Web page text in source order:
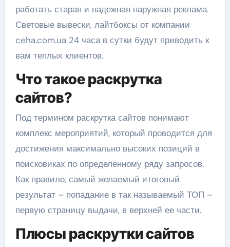
работать старая и надежная наружная реклама.
Световые вывески, лайтбоксы от компании
ceha.com.ua 24 часа в сутки будут приводить к
вам теплых клиентов.
Что такое раскрутка
сайтов?
Под термином раскрутка сайтов понимают
комплекс мероприятий, который проводится для
достижения максимально высоких позиций в
поисковиках по определенному ряду запросов.
Как правило, самый желаемый итоговый
результат – попадание в так называемый ТОП –
первую страницу выдачи, в верхней ее части.
Плюсы раскрутки сайтов